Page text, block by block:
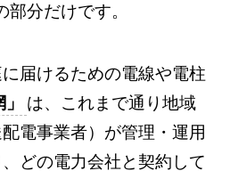
部分だけです。
届けるための電線や電柱
は、これまで通り地域
電事業者）が管理・運用
どの電力会社と契約して